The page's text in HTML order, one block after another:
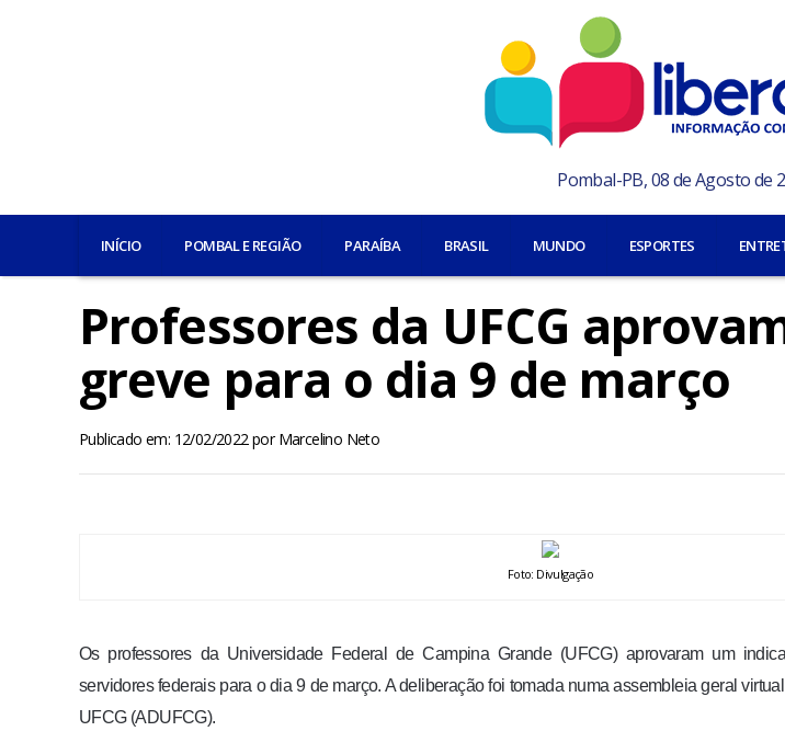
Pombal-PB, 08 de Agosto de
INÍCIO POMBAL E REGIÃO PARAÍBA BRASIL MUNDO ESPORTES
Professores da UFCG
greve para o dia 9 de março
Publicado em: 12/02/2022porMarcelino Neto
Foto: Divulgação
Os professores da Universidade Federal de Campina Grande (UFCG) aprovaram um
servidores federais para o dia 9 de março. A deliberação foi tomada numa assembleia geral
UFCG (ADUFCG).